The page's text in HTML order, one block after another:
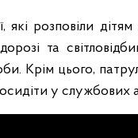
які розповіли
та
Крім цього,
у службових